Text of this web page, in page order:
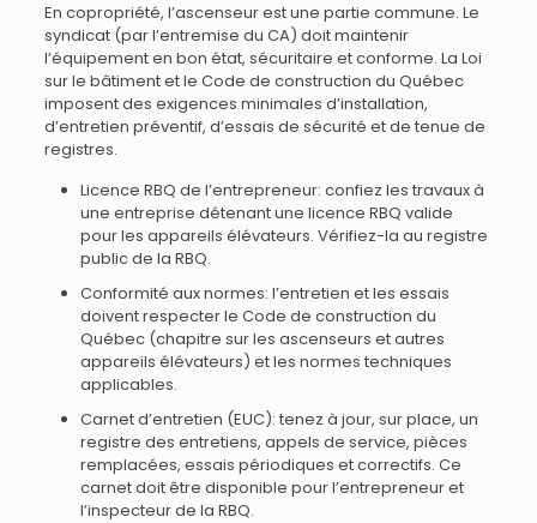
En copropriété, l’ascenseur est une partie commune. Le
syndicat (par l’entremise du CA) doit maintenir
l’équipement en bon état, sécuritaire et conforme. La Loi
sur le bâtiment et le Code de construction du Québec
imposent des exigences minimales d’installation,
d’entretien préventif, d’essais de sécurité et de tenue de
registres.
Licence RBQ de l’entrepreneur: confiez les travaux à
une entreprise détenant une licence RBQ valide
pour les appareils élévateurs. Vérifiez-la au registre
public de la RBQ.
Conformité aux normes: l’entretien et les essais
doivent respecter le Code de construction du
Québec (chapitre sur les ascenseurs et autres
appareils élévateurs) et les normes techniques
applicables.
Carnet d’entretien (EUC): tenez à jour, sur place, un
registre des entretiens, appels de service, pièces
remplacées, essais périodiques et correctifs. Ce
carnet doit être disponible pour l’entrepreneur et
l’inspecteur de la RBQ.